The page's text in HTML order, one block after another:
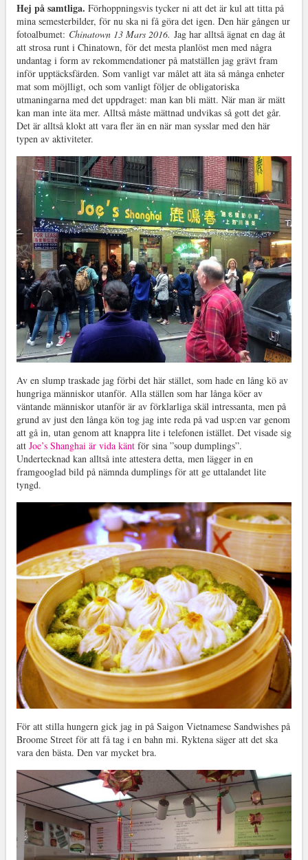
Hej på samtliga. Förhoppningsvis tycker ni att det är kul att titta på
mina semesterbilder, för nu ska ni få göra det igen. Den här gången ur
fotoalbumet: Chinatown 13 Mars 2016. Jag har alltså ägnat en dag åt
att strosa runt i Chinatown, för det mesta planlöst men med några
undantag i form av rekommendationer på matställen jag grävt fram
inför upptäcksfärden. Som vanligt var målet att äta så många enheter
mat som möjlligt, och som vanligt följer de obligatoriska
utmaningarna med det uppdraget: man kan bli mätt. När man är mätt
kan man inte äta mer. Alltså måste mättnad undvikas så gott det går.
Det är alltså klokt att vara fler än en när man sysslar med den här
typen av aktiviteter.
Av en slump traskade jag förbi det här stället, som hade en lång kö av
hungriga människor utanför. Alla ställen som har långa köer av
väntande människor utanför är av förklarliga skäl intressanta, men på
grund av just den långa kön tog jag inte reda på vad usp:en var genom
att gå in, utan genom att knappra lite i telefonen istället. Det visade sig
att Joe’s Shanghai är vida käntför sina ”soup dumplings”.
Undertecknad kan alltså inte attestera detta, men lägger in en
framgooglad bild på nämnda dumplings för att ge uttalandet lite
tyngd.
För att stilla hungern gick jag in på Saigon Vietnamese Sandwishes på
Broome Street för att få tag i en bahn mi. Ryktena säger att det ska
vara den bästa. Den var mycket bra.